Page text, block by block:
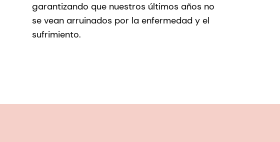
garantizando que nuestros últimos años no
se vean arruinados por la enfermedad y el
sufrimiento.